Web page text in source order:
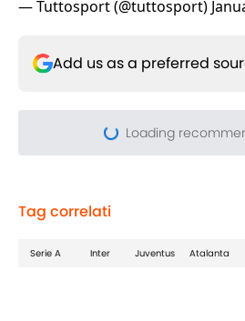
— Tuttosport (@tuttosport)
Add us as a preferred